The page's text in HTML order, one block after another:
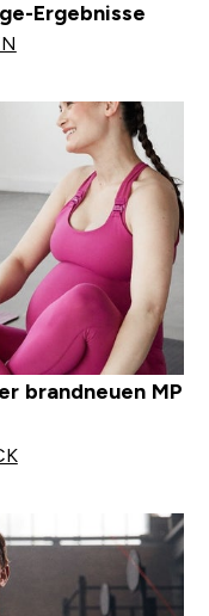
Ergebnisse
brandneuen MP